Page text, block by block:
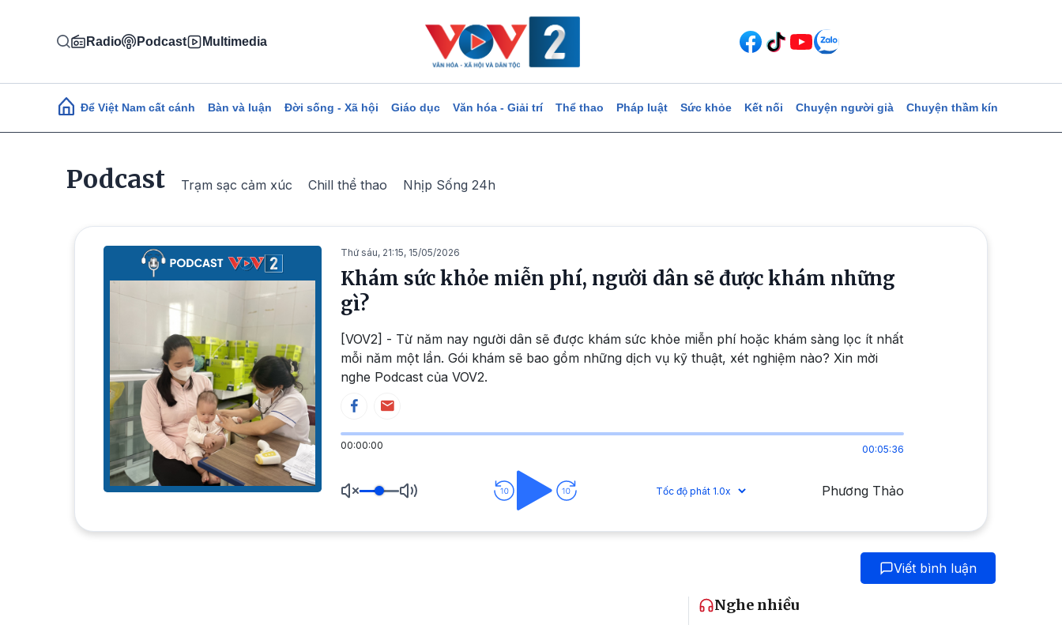
Radio Podcast Multimedia
Main navigation
Để Việt Nam cất cánh Bàn và luận Đời sống - Xã hội Giáo dục Văn hóa - Giải trí Thể thao Pháp luật Sức khỏe Kết nối Chuyện người già Chuyện thầm kín
Podcast Trạm sạc cảm xúc Chill thể thao Nhịp Sống 24h
Thứ sáu, 21:15, 15/05/2026
Khám sức khỏe miễn phí, người dân sẽ được khám những
gì?
[VOV2] - Từ năm nay người dân sẽ được khám sức khỏe miễn phí hoặc khám sàng lọc ít nhất
mỗi năm một lần. Gói khám sẽ bao gồm những dịch vụ kỹ thuật, xét nghiệm nào? Xin mời
nghe Podcast của VOV2.
00:00:00 00:05:36
Phương Thảo
Viết bình luận
Nghe nhiều